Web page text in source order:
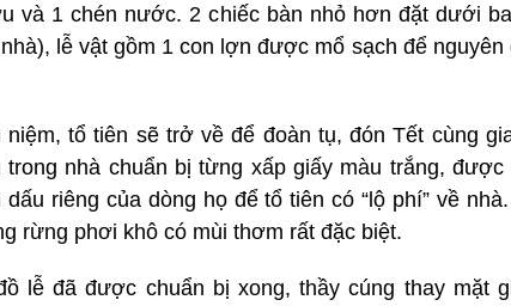
và 1 chén nước. 2 chiếc bàn nhỏ hơn đặt dưới
lễ vật gồm 1 con lợn được mổ sạch để
niệm, tổ tiên sẽ trở về để đoàn tụ, đón Tết cùng
trong nhà chuẩn bị từng xấp giấy màu trắng,
dấu riêng của dòng họ để tổ tiên có “lộ phí” về
rừng phơi khô có mùi thơm rất đặc biệt.
lễ đã được chuẩn bị xong, thầy cúng thay mặt